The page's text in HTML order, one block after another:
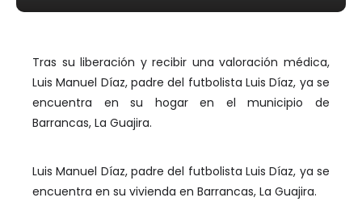
Tras su liberación y recibir una valoración médica,
Luis Manuel Díaz, padre del futbolista Luis Díaz, ya se
encuentra en su hogar en el municipio de
Barrancas, La Guajira.
Luis Manuel Díaz, padre del futbolista Luis Díaz, ya se
encuentra en su vivienda en Barrancas, La Guajira.